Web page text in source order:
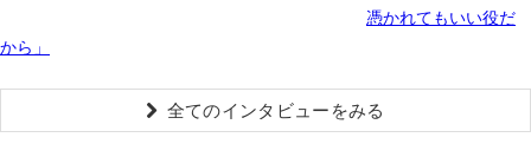
憑かれてもいい役だ
から」
全てのインタビューをみる